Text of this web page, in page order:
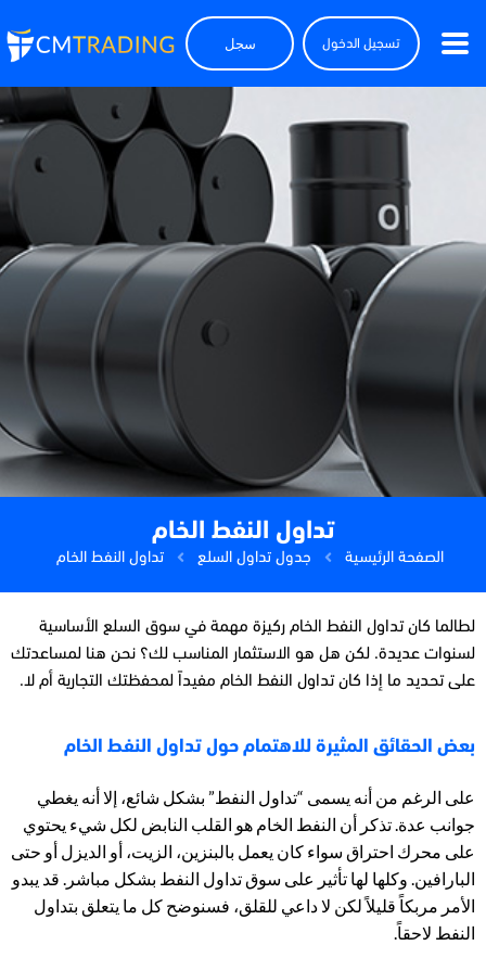
تسجيل الدخول سجل
تداول النفط الخام
الصفحة الرئيسية جدول تداول السلع تداول النفط الخام
لطالما كان تداول النفط الخام ركيزة مهمة في سوق السلع الأساسية
لسنوات عديدة. لكن هل هو ا لاستثمار المناسب لك؟ نحن هنا لمساعدتك
على تحديد ما إذا كانتداول النفط الخام مفيد لمحفظتك التجارية أم لا.
بعض الحقائق المثيرة للاهتمام حول تداول النفط الخام
على الرغم من أنه يسمى “تداول النفط” بشكل شائع، إلا أنه يغطي
جوانب عدة. تذكر أن النفط الخام هو القلب النابض لكل شيء يحتوي
على محرك احتراق سواء كان يعمل بالبنزين، الزيت، أو الديزل أو حتى
البارافين. وكلها لها تأثير على سوق تداول النفط بشكل مباشر. قد يبدو
الأمر مربكاً قليلاً لكن لا داعي للقلق، فسنوضح كل ما يتعلق بتداول
النفط لاحقاً.